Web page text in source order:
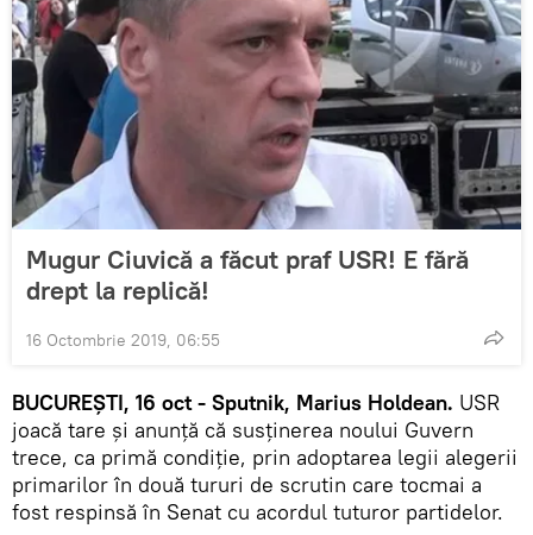
Mugur Ciuvică a făcut praf USR! E fără
drept la replică!
16 Octombrie 2019, 06:55
BUCUREȘTI, 16 oct - Sputnik, Marius Holdean. USR
joacă tare și anunță că susținerea noului Guvern
trece, ca primă condiţie, prin adoptarea legii alegerii
primarilor în două tururi de scrutin care tocmai a
fost respinsă în Senat cu acordul tuturor partidelor.